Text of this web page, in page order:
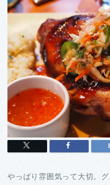
やっぱり雰囲気って大切。